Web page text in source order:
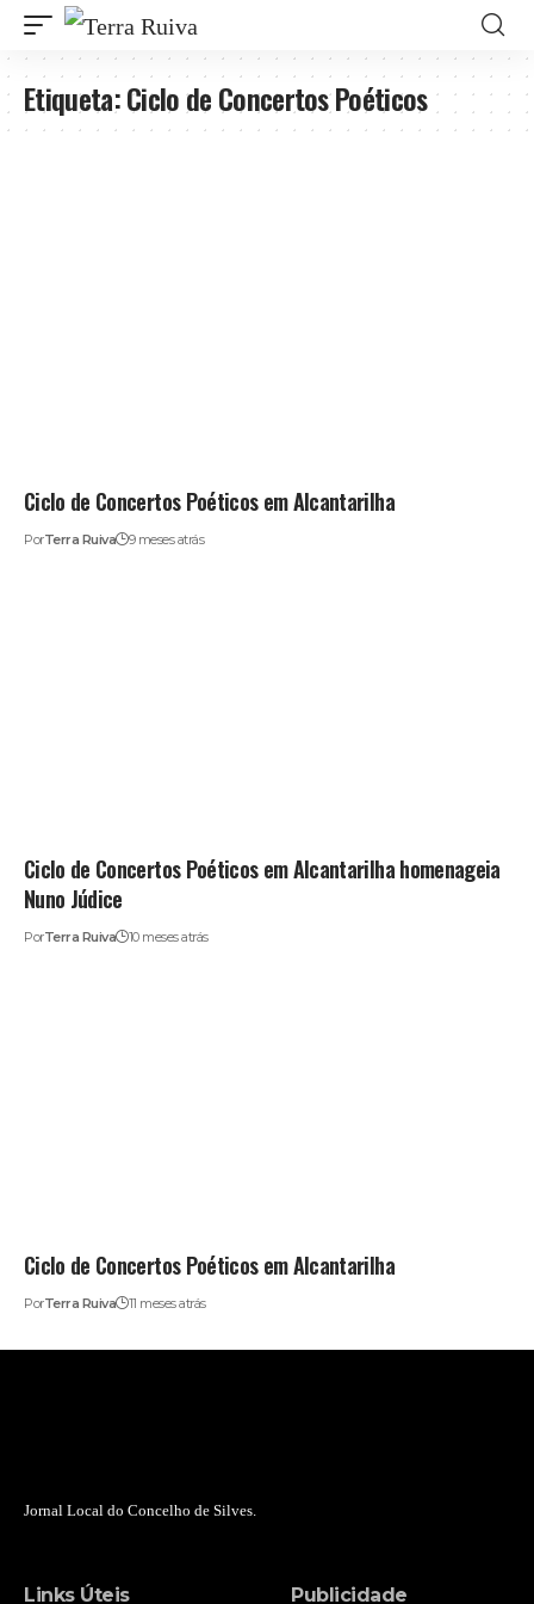
Etiqueta:Ciclo de Concertos Poéticos
Ciclo de Concertos Poéticos em Alcantarilha
PorTerra Ruiva 9 meses atrás
Ciclo de Concertos Poéticos em Alcantarilha homenageia
Nuno Júdice
PorTerra Ruiva 10 meses atrás
Ciclo de Concertos Poéticos em Alcantarilha
PorTerra Ruiva 11 meses atrás
Jornal Local do Concelho de Silves.
Links Úteis Publicidade